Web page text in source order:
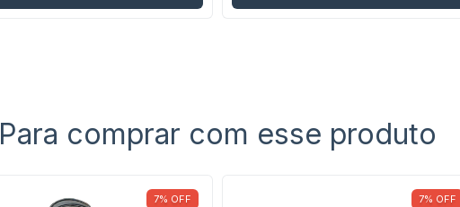
Para comprar com esse produto
7% OFF 7% OFF